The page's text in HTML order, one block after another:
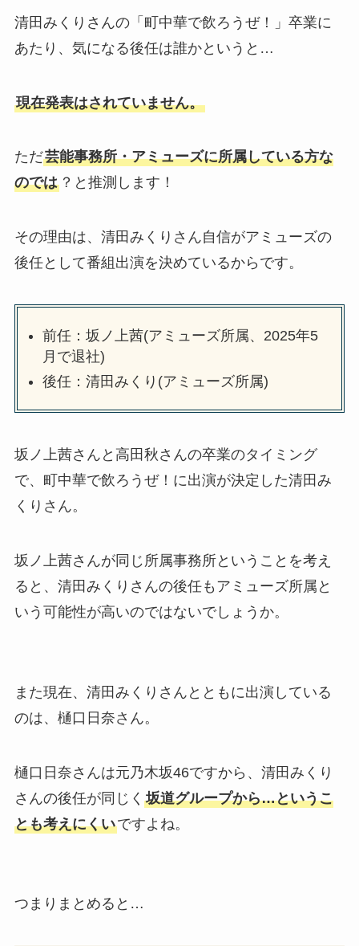
清田みくりさんの「町中華で飲ろうぜ！」卒業に
あたり、気になる後任は誰かというと…
現在発表はされていません。
ただ芸能事務所・アミューズに所属している方な
のでは？と推測します！
その理由は、清田みくりさん自信がアミューズの
後任として番組出演を決めているからです。
前任：坂ノ上茜(アミューズ所属、2025年5
月で退社)
後任：清田みくり(アミューズ所属)
坂ノ上茜さんと高田秋さんの卒業のタイミング
で、町中華で飲ろうぜ！に出演が決定した清田み
くりさん。
坂ノ上茜さんが同じ所属事務所ということを考え
ると、清田みくりさんの後任もアミューズ所属と
いう可能性が高いのではないでしょうか。
また現在、清田みくりさんとともに出演している
のは、樋口日奈さん。
樋口日奈さんは元乃木坂46ですから、清田みくり
さんの後任が同じく 坂道グループから…というこ
とも考えにくいですよね。
つまりまとめると…